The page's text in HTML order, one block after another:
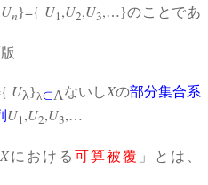
Un}={ U1,U2,U3,…}のことであ
Uλ}λ∈ΛないしXの部分集合系
U1,U2,U3,…
Xにおける 可算被覆 」とは、